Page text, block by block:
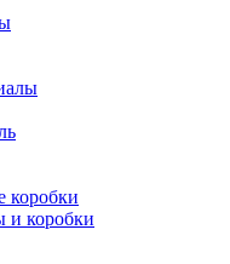
коробки
коробки